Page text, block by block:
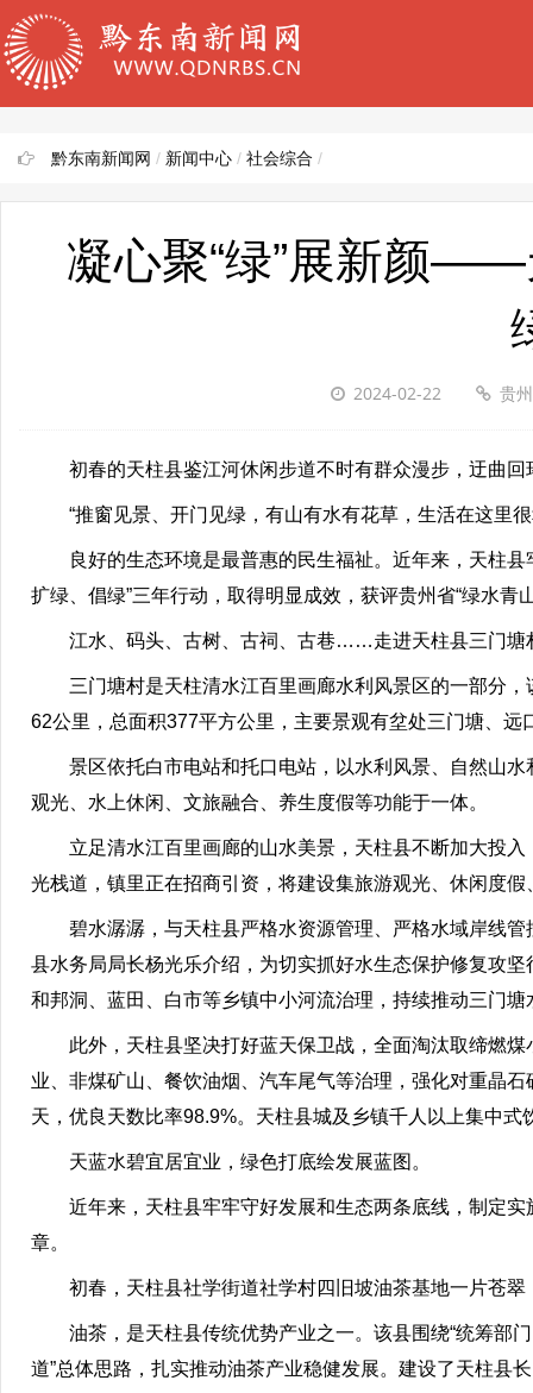
黔东南新闻网 / 新闻中心 / 社会综合 /
凝心聚“绿”展新颜——
2024-02-22 贵
初春的天柱县鉴江河休闲步道不时有群众漫步，迂曲
“推窗见景、开门见绿，有山有水有花草，生活在这里
良好的生态环境是最普惠的民生福祉。近年来，天柱
扩绿、倡绿”三年行动，取得明显成效，获评贵州省“绿水青
江水、码头、古树、古祠、古巷……走进天柱县三门塘
三门塘村是天柱清水江百里画廊水利风景区的一部分
62公里，总面积377平方公里，主要景观有坌处三门塘、远
景区依托白市电站和托口电站，以水利风景、自然山
观光、水上休闲、文旅融合、养生度假等功能于一体。
立足清水江百里画廊的山水美景，天柱县不断加大投
光栈道，镇里正在招商引资，将建设集旅游观光、休闲度
碧水潺潺，与天柱县严格水资源管理、严格水域岸线
县水务局局长杨光乐介绍，为切实抓好水生态保护修复攻
和邦洞、蓝田、白市等乡镇中小河流治理，持续推动三门塘
此外，天柱县坚决打好蓝天保卫战，全面淘汰取缔燃
业、非煤矿山、餐饮油烟、汽车尾气等治理，强化对重晶
天，优良天数比率98.9%。天柱县城及乡镇千人以上集中
天蓝水碧宜居宜业，绿色打底绘发展蓝图。
近年来，天柱县牢牢守好发展和生态两条底线，制定
章。
初春，天柱县社学街道社学村四旧坡油茶基地一片苍
油茶，是天柱县传统优势产业之一。该县围绕“统筹部
道”总体思路，扎实推动油茶产业稳健发展。建设了天柱县